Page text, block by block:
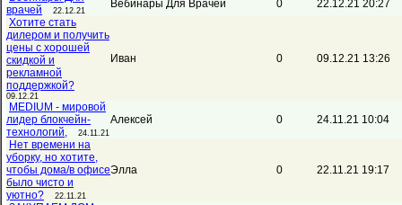
врачей
22.12.21
Вебинары Для Врачей 0
22.12.21 20:27
Хотите стать
дилером и получить
цены с хорошей
скидкой и
рекламной
поддержкой?
09.12.21
Иван 0 09.12.21 13:26
MEDIUM - мировой
лидер блокчейн-
технологий,
24.11.21
Алексей 0
24.11.21 10:04
Нет времени на
уборку, но хотите,
чтобы дома/в офисе
было чисто и
уютно?
22.11.21
Элла 0 22.11.21 19:17